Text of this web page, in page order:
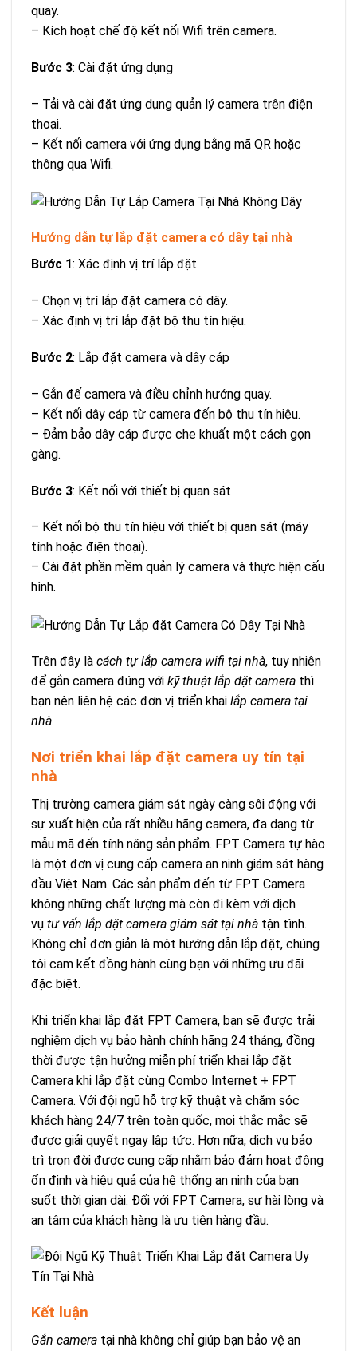
quay.
– Kích hoạt chế độ kết nối Wifi trên camera.
Bước 3: Cài đặt ứng dụng
– Tải và cài đặt ứng dụng quản lý camera trên điện
thoại.
– Kết nối camera với ứng dụng bằng mã QR hoặc
thông qua Wifi.
Hướng dẫn tự lắp đặt camera có dây tại nhà
Bước 1: Xác định vị trí lắp đặt
– Chọn vị trí lắp đặt camera có dây.
– Xác định vị trí lắp đặt bộ thu tín hiệu.
Bước 2: Lắp đặt camera và dây cáp
– Gắn đế camera và điều chỉnh hướng quay.
– Kết nối dây cáp từ camera đến bộ thu tín hiệu.
– Đảm bảo dây cáp được che khuất một cách gọn
gàng.
Bước 3: Kết nối với thiết bị quan sát
– Kết nối bộ thu tín hiệu với thiết bị quan sát (máy
tính hoặc điện thoại).
– Cài đặt phần mềm quản lý camera và thực hiện cấu
hình.
Trên đây là cách tự lắp camera wifi tại nhà, tuy nhiên
để gắn camera đúng với kỹ thuật lắp đặt camera thì
bạn nên liên hệ các đơn vị triển khai lắp camera tại
nhà.
Nơi triển khai lắp đặt camera uy tín tại
nhà
Thị trường camera giám sát ngày càng sôi động với
sự xuất hiện của rất nhiều hãng camera, đa dạng từ
mẫu mã đến tính năng sản phẩm. FPT Camera tự hào
là một đơn vị cung cấp camera an ninh giám sát hàng
đầu Việt Nam. Các sản phẩm đến từ FPT Camera
không những chất lượng mà còn đi kèm với dịch
vụ tư vấn lắp đặt camera giám sát tại nhà tận tình.
Không chỉ đơn giản là một hướng dẫn lắp đặt, chúng
tôi cam kết đồng hành cùng bạn với những ưu đãi
đặc biệt.
Khi triển khai lắp đặt FPT Camera, bạn sẽ được trải
nghiệm dịch vụ bảo hành chính hãng 24 tháng, đồng
thời được tận hưởng miễn phí triển khai lắp đặt
Camera khi lắp đặt cùng Combo Internet + FPT
Camera. Với đội ngũ hỗ trợ kỹ thuật và chăm sóc
khách hàng 24/7 trên toàn quốc, mọi thắc mắc sẽ
được giải quyết ngay lập tức. Hơn nữa, dịch vụ bảo
trì trọn đời được cung cấp nhằm bảo đảm hoạt động
ổn định và hiệu quả của hệ thống an ninh của bạn
suốt thời gian dài. Đối với FPT Camera, sự hài lòng và
an tâm của khách hàng là ưu tiên hàng đầu.
Kết luận
Gắn camera tại nhà không chỉ giúp bạn bảo vệ an